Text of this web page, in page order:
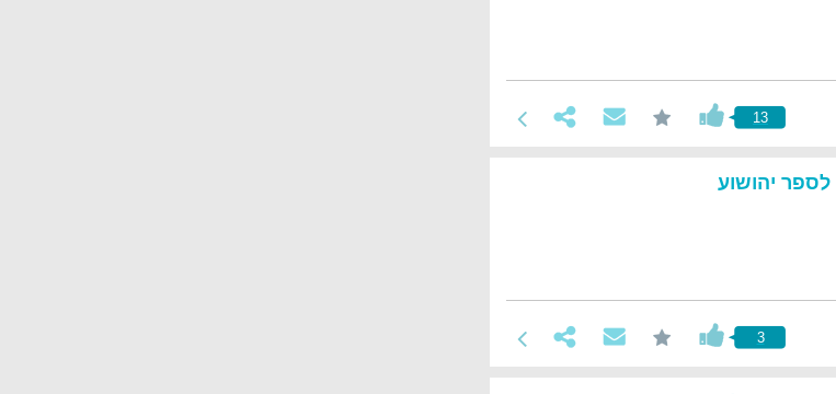
13
יהושוע
3